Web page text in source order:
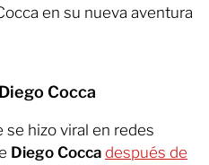
en su nueva aventura
Cocca
se hizo viral en redes
Diego Cocca después de